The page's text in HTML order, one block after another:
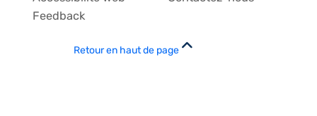
Feedback
Retour en haut de page